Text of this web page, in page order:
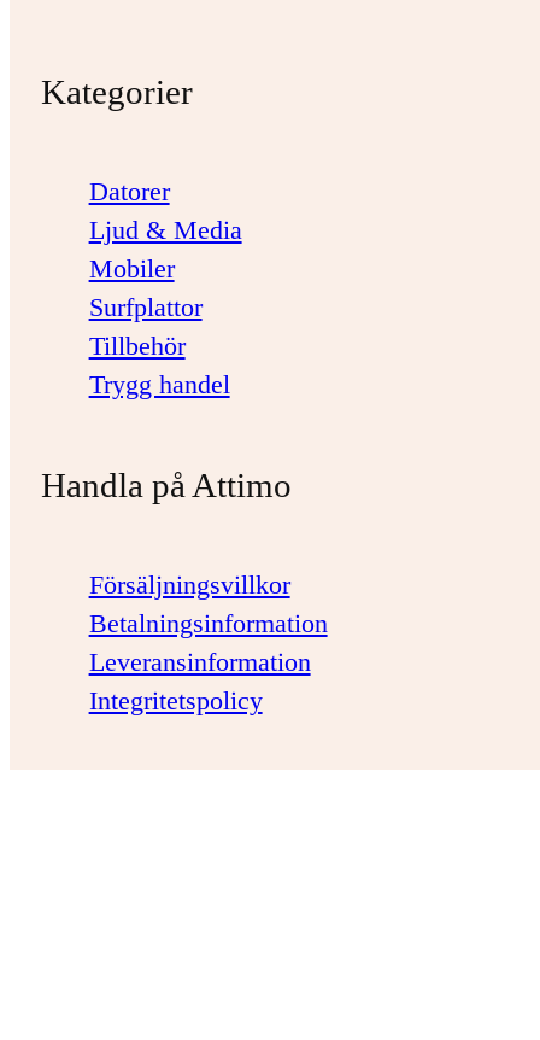
Kategorier
Datorer
Ljud & Media
Mobiler
Surfplattor
Tillbehör
Trygg handel
Handla på Attimo
Försäljningsvillkor
Betalningsinformation
Leveransinformation
Integritetspolicy